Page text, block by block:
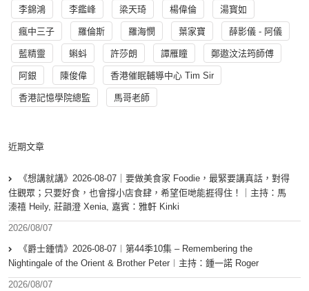
李錦鴻 李鑑峰 梁天琦 楊偉倫 湯寳如
瘋中三子 羅倫斯 羅海憫 葉家寶 薛影儀 - 阿儀
藍精靈 蝌蚪 許莎朗 譚雁瞳 鄭遨汶法筠師傅
阿銀 陳俊偉 香港催眠輔導中心 Tim Sir
香港記憶學院總監 馬哥老師
近期文章
《想講就講》2026-08-07｜要做美食家 Foodie，最緊要講真話，對得
住觀眾；只要好食，也會撐小店食肆，希望佢哋能捱得住！｜主持：馬
溱禧 Heily, 莊韻澄 Xenia, 嘉賓：雅軒 Kinki
2026/08/07
《爵士鍾情》2026-08-07︱第44季10集 – Remembering the
Nightingale of the Orient & Brother Peter︱主持：鍾一諾 Roger
2026/08/07